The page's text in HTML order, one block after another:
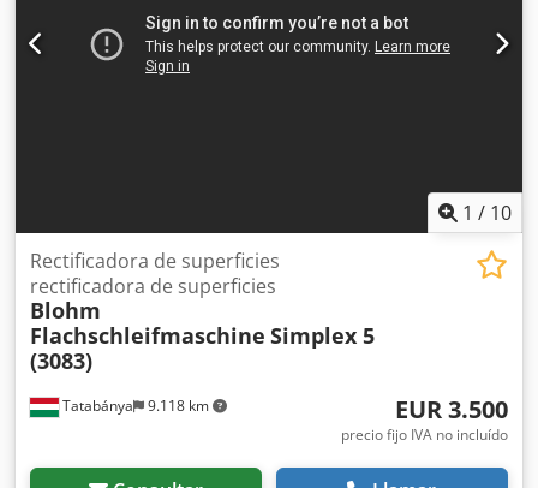
1 / 10
Tatabánya 9.118 km
Rectificadora de superficies
rectificadora de superficies
Blohm
Flachschleifmaschine Simplex 5
(3083)
EUR 3.500
precio fijo IVA no incluído